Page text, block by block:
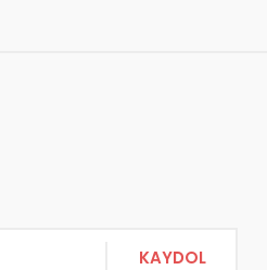
KAYDOL